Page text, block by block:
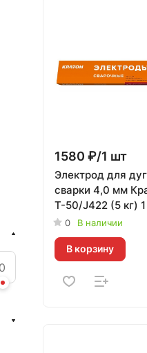
1580 ₽/1 шт
Электрод для
сварки 4,0 мм
Т-50/J422 (5 кг) 1
003
0 В наличии
В корзину